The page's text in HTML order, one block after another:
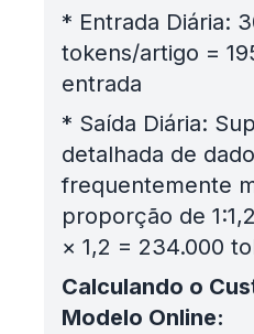
* Entrada Diária:
tokens/artigo =
entrada
* Saída Diária:
detalhada de
frequentemente
proporção de
× 1,2 = 234.000
Calculando o
Modelo Online: